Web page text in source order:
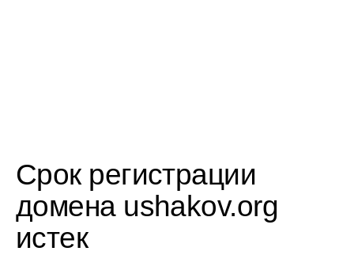
Срок регистрации
домена ushakov.org
истек